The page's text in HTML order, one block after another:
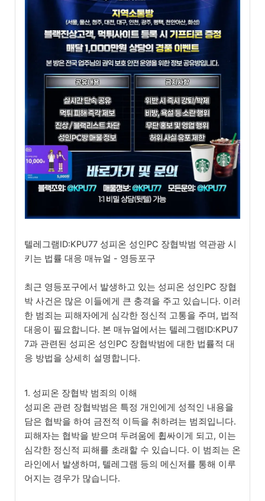
텔레그램ID:KPU77 성피온 성인PC 장협박범 역관광 시
키는 법률 대응 매뉴얼 - 영등포구
최근 영등포구에서 발생하고 있는 성피온 성인PC 장협
박 사건은 많은 이들에게 큰 충격을 주고 있습니다. 이러
한 범죄는 피해자에게 심각한 정신적 고통을 주며, 법적
대응이 필요합니다. 본 매뉴얼에서는 텔레그램ID:KPU7
7과 관련된 성피온 성인PC 장협박범에 대한 법률적 대
응 방법을 상세히 설명합니다.
1. 성피온 장협박 범죄의 이해
성피온 관련 장협박범은 특정 개인에게 성적인 내용을
담은 협박을 하여 금전적 이득을 취하려는 범죄입니다.
피해자는 협박을 받으며 두려움에 휩싸이게 되고, 이는
심각한 정신적 피해를 초래할 수 있습니다. 이 범죄는 온
라인에서 발생하며, 텔레그램 등의 메신저를 통해 이루
어지는 경우가 많습니다.